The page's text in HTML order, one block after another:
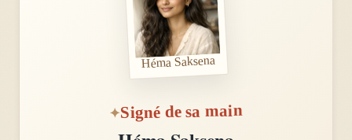
Héma Saksena
Signé de sa main